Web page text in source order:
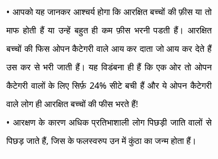
• आपको यह जानकर आश्चर्य होगा कि आरक्षित बच्चों की फ़ीस या तो
माफ होती हैं या उन्हें बहुत ही कम फ़ीस भरनी पडती हैं। आरक्षित
बच्चों की फिस ओपन कैटेगरी वाले आय कर दाता जो आय कर देते हैं
उस कर से भरी जाती हैं। यह विडंबना ही हैं कि एक ओर तो ओपन
कैटेगरी वालों के लिए सिर्फ़ 24% सीटे बची हैं और ये ओपन कैटेगरी
वाले लोग ही आरक्षित बच्चों की फीस भरते हैं!
• आरक्षण के कारण अधिक प्रतिभाशाली लोग पिछड़ी जाति वालों से
पिछड़ जाते हैं, जिस के फलस्वरुप उन में कुंठा का जन्म होता हैं।